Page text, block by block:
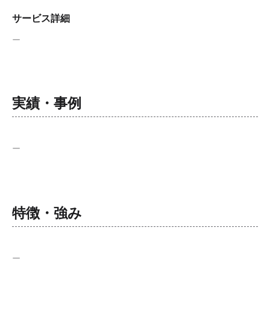
サービス詳細
ー
実績・事例
ー
特徴・強み
ー